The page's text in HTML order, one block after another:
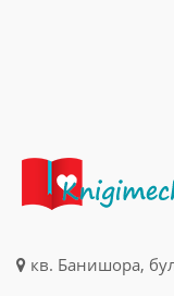
кв. Банишора,